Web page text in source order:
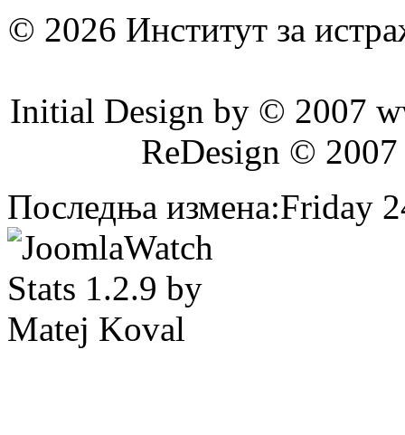
© 2026 Институт за
Initial Design by © 2007
ReDesign ©
Последња измена:Friday